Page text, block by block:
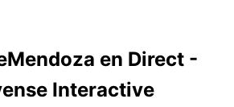
en Direct -
Interactive